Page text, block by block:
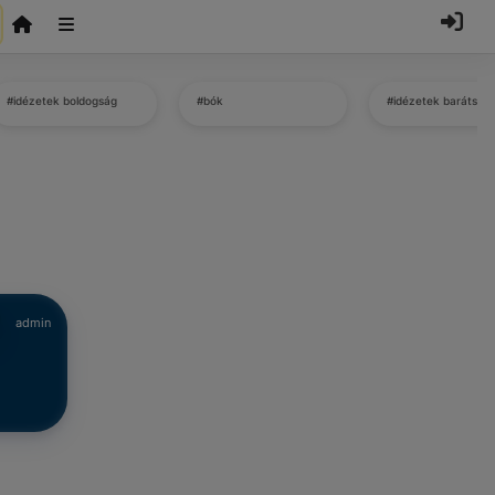
#idézetek boldogság #bók #idézetek barátság
admin